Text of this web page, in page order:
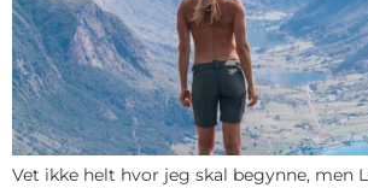
Vet ikke helt hvor jeg skal begynne, men